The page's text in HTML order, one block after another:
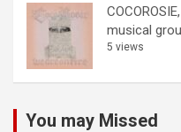
musical
5 views
You may Missed